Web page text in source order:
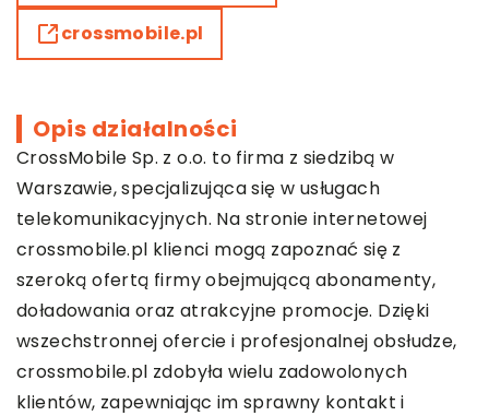
crossmobile.pl
Opis działalności
CrossMobile Sp. z o.o. to firma z siedzibą w
Warszawie, specjalizująca się w usługach
telekomunikacyjnych. Na stronie internetowej
crossmobile.pl klienci mogą zapoznać się z
szeroką ofertą firmy obejmującą abonamenty,
doładowania oraz atrakcyjne promocje. Dzięki
wszechstronnej ofercie i profesjonalnej obsłudze,
crossmobile.pl zdobyła wielu zadowolonych
klientów, zapewniając im sprawny kontakt i